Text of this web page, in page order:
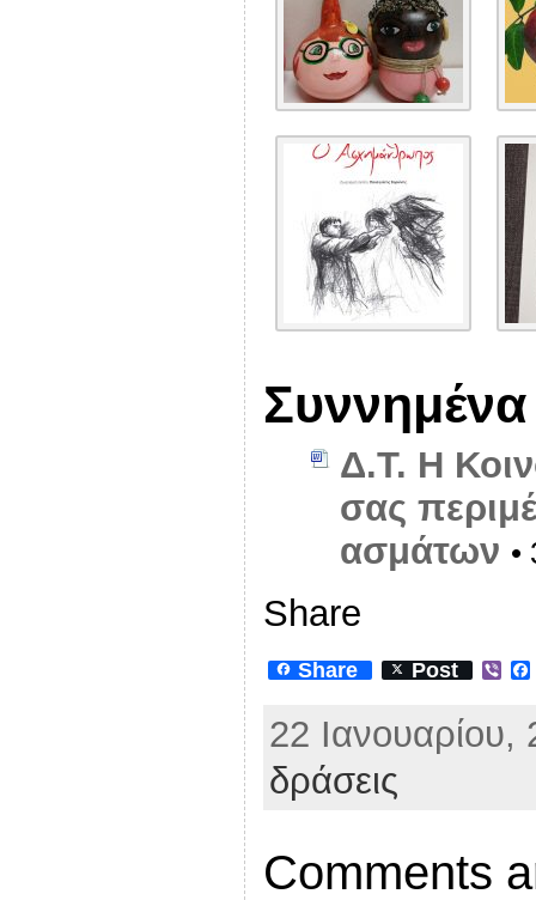
Συννημένα
Δ.Τ. Η
σας
ασμάτων •
Share
Share Post
V
e
r
22
δράσεις
Comments